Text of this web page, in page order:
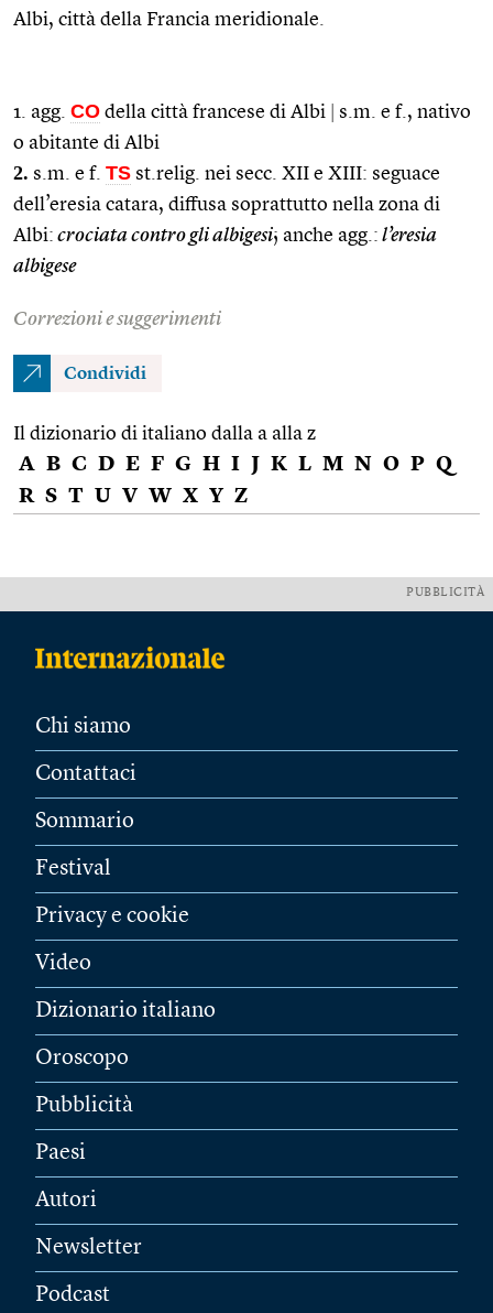
Albi, città della Francia meridionale.
1. agg. CO della città francese di Albi
s.m. e f., nativo
o abitante di Albi
2. s.m. e f. TS st.relig. nei secc. XII e XIII: seguace
dell’eresia catara, diffusa soprattutto nella zona di
Albi: crociata contro gli albigesi; anche agg.: l’eresia
albigese
Correzioni e suggerimenti
Condividi
Il dizionario di italiano dalla a alla z
A B C D E F G H I J K L M N O P Q
R S T U V W X Y Z
PUBBLICITÀ
Chi siamo
Contattaci
Sommario
Festival
Privacy e cookie
Video
Dizionario italiano
Oroscopo
Pubblicità
Paesi
Autori
Newsletter
Podcast